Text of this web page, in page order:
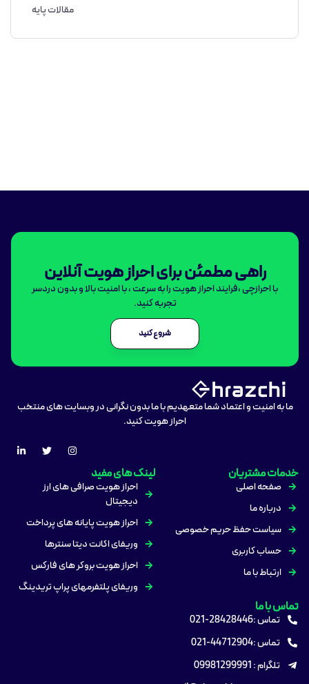
مقالات پایه
راهی مطمئن برای احراز هویت آنلاین
با احرازچی ،فرایند احراز هویت را به سرعت ، با امنیت بالا و بدون دردسر
تجربه کنید.
شروع کنید
ما به امنیت و اعتماد شما متعهدیم با ما بدون نگرانی در وبسایت های منتخب
احراز هویت کنید.
خدمات مشتریان
صفحه اصلی
درباره ما
سیاست حفظ حریم خصوصی
حساب کاربری
ارتباط با ما
لینک های مفید
احراز هویت صرافی های ارز
دیجیتال
احراز هویت پایانه های پرداخت
وریفای اکانت دیتا سنترها
احراز هویت بروکر های فارکس
وریفای پلتفرمهای پراپ تریدینگ
تماس با ما
تماس :28428446-021
تماس :44712904-021
تلگرام : 09981299991